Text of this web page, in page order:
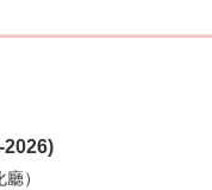
2026)
）